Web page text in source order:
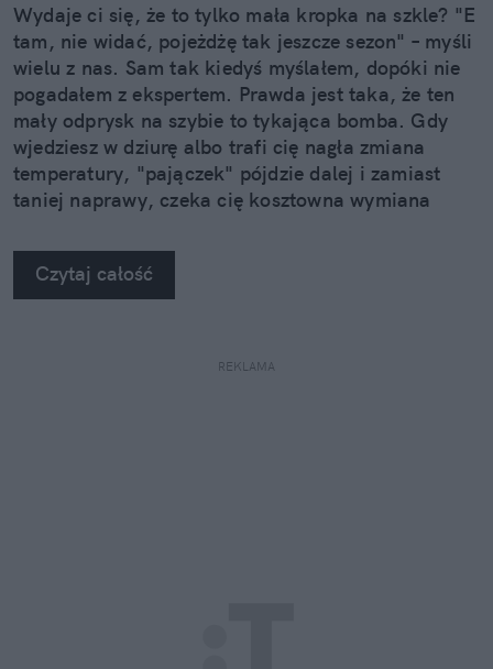
Wydaje ci się, że to tylko mała kropka na szkle? "E
tam, nie widać, pojeżdżę tak jeszcze sezon" – myśli
wielu z nas. Sam tak kiedyś myślałem, dopóki nie
pogadałem z ekspertem. Prawda jest taka, że ten
mały odprysk na szybie to tykająca bomba. Gdy
wjedziesz w dziurę albo trafi cię nagła zmiana
temperatury, "pajączek" pójdzie dalej i zamiast
taniej naprawy, czeka cię kosztowna wymiana
na własne oczy zobaczyć, jak profesjonaliści radzą
sobie z takimi uszkodzeniami.
Czytaj całość
REKLAMA